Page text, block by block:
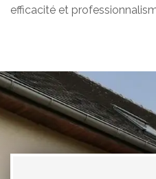
efficacité et